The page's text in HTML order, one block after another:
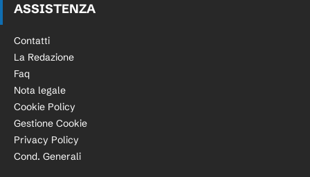
ASSISTENZA
Contatti
La Redazione
Faq
Nota legale
Cookie Policy
Gestione Cookie
Privacy Policy
Cond. Generali